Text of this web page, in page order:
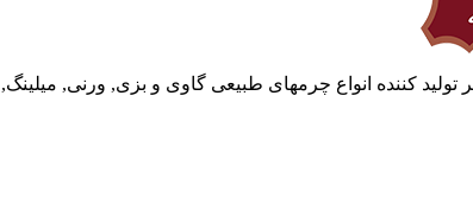
کننده انواع چرمهای طبیعی گاوی و بزی, ورنی,